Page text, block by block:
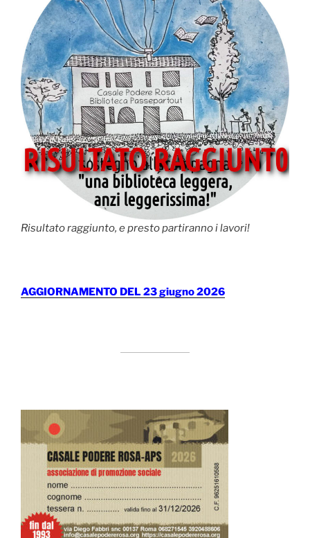
Risultato raggiunto, e presto partiranno i lavori!
AGGIORNAMENTO DEL 23 giugno 2026